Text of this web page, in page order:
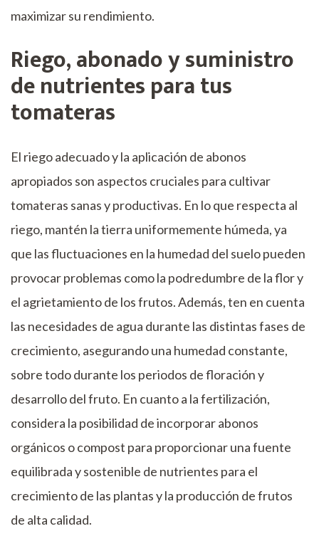
maximizar su rendimiento.
Riego, abonado y suministro
de nutrientes para tus
tomateras
El riego adecuado y la aplicación de abonos
apropiados son aspectos cruciales para cultivar
tomateras sanas y productivas. En lo que respecta al
riego, mantén la tierra uniformemente húmeda, ya
que las fluctuaciones en la humedad del suelo pueden
provocar problemas como la podredumbre de la flor y
el agrietamiento de los frutos. Además, ten en cuenta
las necesidades de agua durante las distintas fases de
crecimiento, asegurando una humedad constante,
sobre todo durante los periodos de floración y
desarrollo del fruto. En cuanto a la fertilización,
considera la posibilidad de incorporar abonos
orgánicos o compost para proporcionar una fuente
equilibrada y sostenible de nutrientes para el
crecimiento de las plantas y la producción de frutos
de alta calidad.